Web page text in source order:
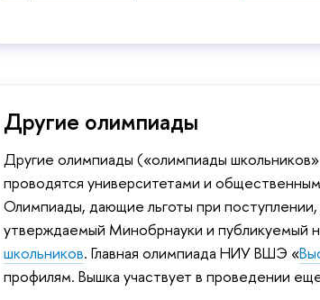
Другие олимпиады
Другие олимпиады («олимпиады
проводятся университетами и
Олимпиады, дающие льготы при
утверждаемый Минобрнауки и публикуемый
школьников. Главная олимпиада НИУ ВШЭ «
профилям. Вышка участвует в проведении